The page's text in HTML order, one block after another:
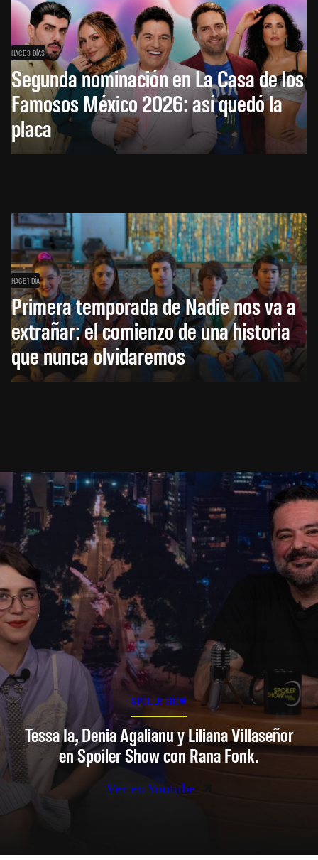
HACE 3 DÍAS
Segunda nominación en La Casa de los
Famosos México 2026: así quedó la
placa
HACE 1 DÍA
Primera temporada de Nadie nos va a
extrañar: el comienzo de una historia
que nunca olvidaremos
SPOILER SHOW
Tessa Ia, Denia Agalianu y Liliana Villaseñor
en Spoiler Show con Rana Fonk.
Ver en Youtube